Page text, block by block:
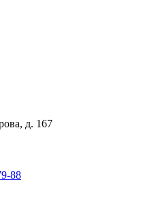
д. 167
88